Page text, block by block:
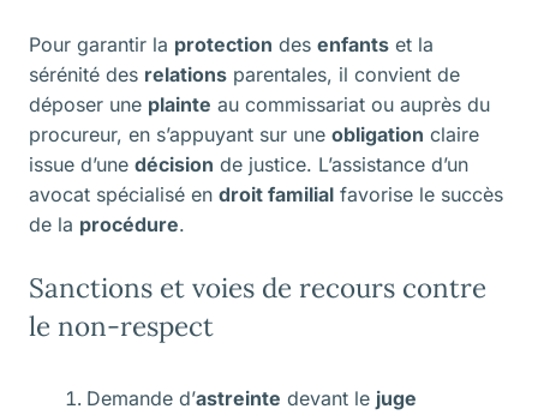
Pour garantir la protection des enfants et la
sérénité des relations parentales, il convient de
déposer une plainte au commissariat ou auprès du
procureur, en s’appuyant sur une obligation claire
issue d’une décision de justice. L’assistance d’un
avocat spécialisé en droit familial favorise le succès
de la procédure.
Sanctions et voies de recours contre
le non-respect
Demande d’astreinte devant le juge